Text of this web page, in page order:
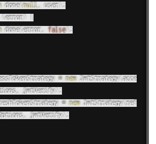
done( null , user) ;
( error)
{
done( error, false) ;
= new JwtStrategy( acce
, jwtVerify) ;
= new JwtStrategy( ref
, jwtVerify) ;